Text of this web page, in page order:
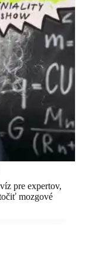
pre expertov,
mozgové